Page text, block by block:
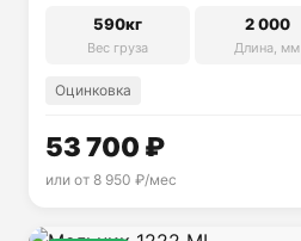
590кг
Вес груза
2 000
Длина, мм
Оцинковка
53 700 ₽
или от 8 950 ₽/мес